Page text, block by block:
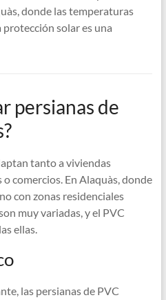
donde las temperaturas
protección solar es una
persianas de
tanto a viviendas
comercios. En Alaquàs, donde
con zonas residenciales
muy variadas, y el PVC
ellas.
las persianas de PVC